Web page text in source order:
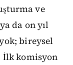
ve
da on yıl
bireysel
İlk komisyon